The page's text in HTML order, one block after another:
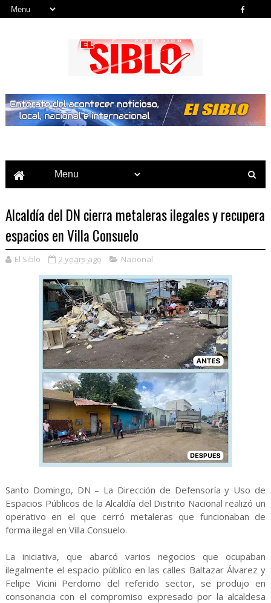
Alcaldía del DN cierra metaleras ilegales y recupera
espacios en Villa Consuelo
El Siblo 2 years ago Nacional
Santo Domingo, DN – La Dirección de Defensoría y Uso de
Espacios Públicos de la Alcaldía del Distrito Nacional realizó un
operativo en el que cerró metaleras que funcionaban de
forma ilegal en Villa Consuelo.
La iniciativa, que abarcó varios negocios que ocupaban
ilegalmente el espacio público en las calles Baltazar Álvarez y
Felipe Vicini Perdomo del referido sector, se produjo en
consonancia con el compromiso expresado por la alcaldesa